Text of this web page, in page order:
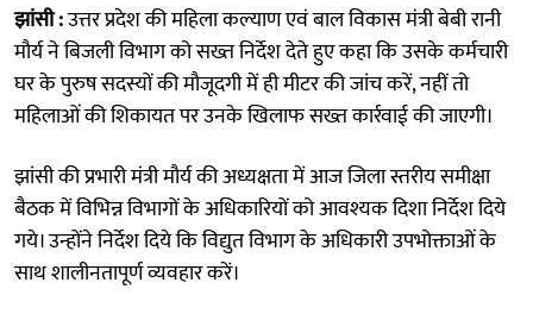
झांसी :उत्तर प्रदेश की महिला कल्याण एवं बाल विकास मंत्री बेबी रानी
मौर्य ने बिजली विभाग को सख्त निर्देश देते हुए कहा कि उसके कर्मचारी
घर के पुरुष सदस्यों की मौजूदगी में ही मीटर की जांच करें, नहीं तो
महिलाओं की शिकायत पर उनके खिलाफ सख्त कार्रवाई की जाएगी।
झांसी की प्रभारी मंत्री मौर्य की अध्यक्षता में आज जिला स्तरीय समीक्षा
बैठक में विभिन्न विभागों के अधिकारियों को आवश्यक दिशा निर्देश दिये
गये। उन्होंने निर्देश दिये कि विद्युत विभाग के अधिकारी उपभोक्ताओं के
साथ शालीनतापूर्ण व्यवहार करें।